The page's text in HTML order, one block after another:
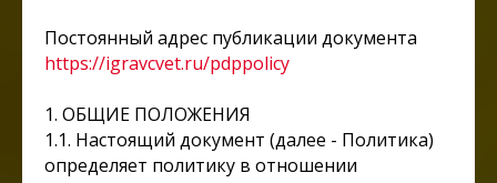
Постоянный адрес публикации документа
https://igravcvet.ru/pdppolicy
1. ОБЩИЕ ПОЛОЖЕНИЯ
​1.1. Настоящий документ (далее - Политика)
определяет политику в отношении